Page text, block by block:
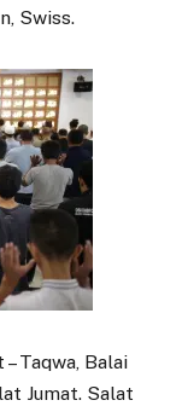
Swiss.
Taqwa, Balai
Jumat. Salat